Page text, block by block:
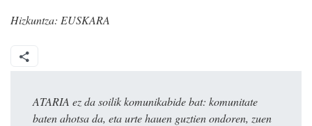
Hizkuntza: EUSKARA
ATARIA ez da soilik komunikabide bat: komunitate
baten ahotsa da, eta urte hauen guztien ondoren, zuen